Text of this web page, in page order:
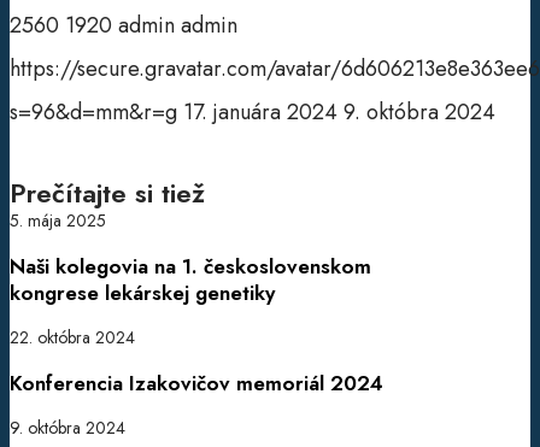
2560 1920 adminadmin
https://secure.gravatar.com/avatar/
s=96&d=mm&r=g 17. januára 20249. októbra 2024
Prečítajte si tiež
Naši
kolegovia
na
1.
československom
kongrese
lekárskej
genetiky
5. mája 2025
Naši kolegovia na 1. československom
kongrese lekárskej genetiky
Konferencia
Izakovičov
memoriál
2024
22. októbra 2024
Konferencia Izakovičov memoriál 2024
Dentálny
9. októbra 2024